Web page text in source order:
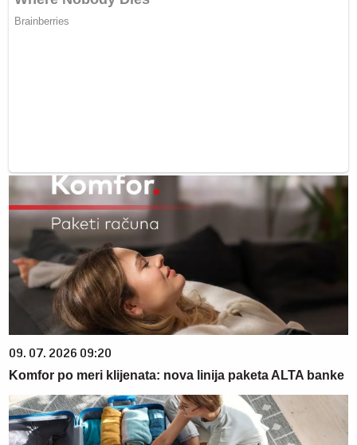
09. 07. 2026 09:20
Komfor po meri klijenata: nova linija paketa ALTA banke